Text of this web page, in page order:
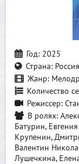
Год: 2025
Страна: Россия
Жанр:
Количество
Режиссер:
В ролях:
Батурин,
Крупенин,
Валентин
Лушечкина,